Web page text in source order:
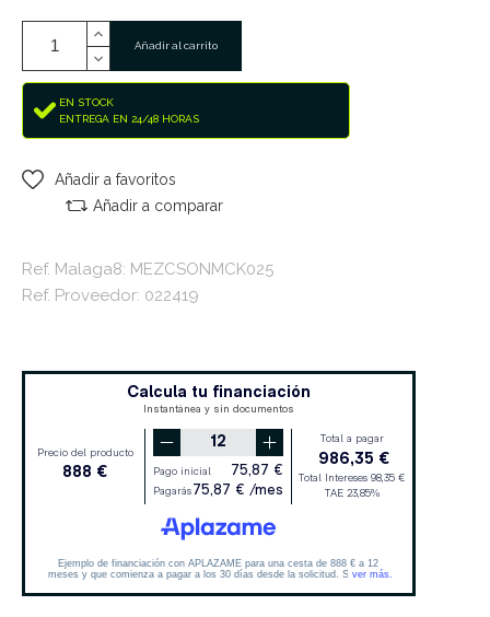
Añadir al carrito
EN STOCK
ENTREGA EN 24/48 HORAS
Añadir a favoritos
Añadir a comparar
Ref. Malaga8: MEZCSONMCK025
Ref. Proveedor: 022419